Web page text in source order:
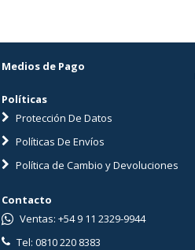
Medios de Pago
Políticas
Protección De Datos
Políticas De Envíos
Política de Cambio y Devoluciones
Contacto
Ventas: +54 9 11 2329-9944
Tel: 0810 220 8383